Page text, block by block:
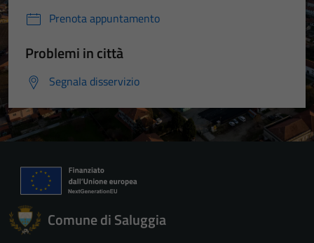
Prenota appuntamento
Problemi in città
Segnala disservizio
Comune di Saluggia